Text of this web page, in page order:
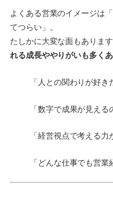
よくある営業のイメージは
てつらい」。
たしかに大変な面もあります
れる成長ややりがいも多く
「人との関わりが好き
「数字で成果が見える
「経営視点で考える力
「どんな仕事でも営業